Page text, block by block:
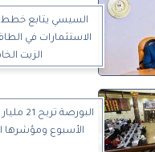
السيسي يتابع
الاستثمارات في
الزيت
الأسبوع ومؤشرها